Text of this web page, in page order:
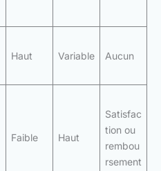
Haut Variable Aucun
Faible Haut
Satisfac
tion ou
rembou
rsement